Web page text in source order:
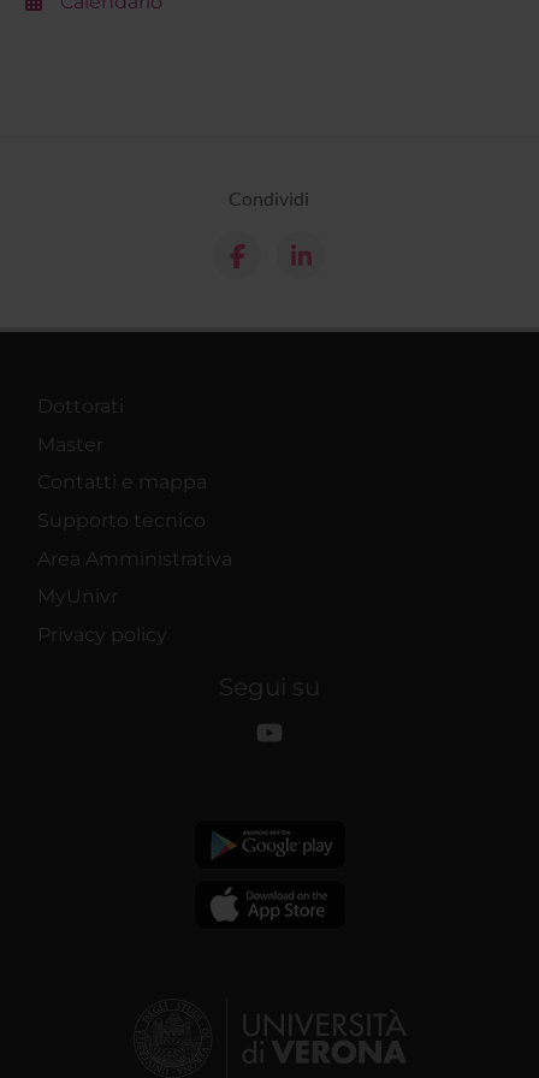
Condividi
Dottorati
Master
Contatti e mappa
Supporto tecnico
Area Amministrativa
MyUnivr
Privacy policy
Segui su